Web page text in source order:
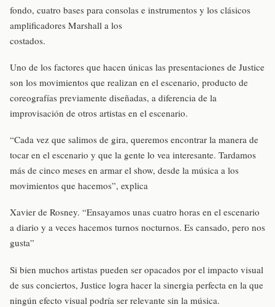
fondo, cuatro bases para consolas e instrumentos y los clásicos
amplificadores Marshall a los
costados.
Uno de los factores que hacen únicas las presentaciones de Justice
son los movimientos que realizan en el escenario, producto de
coreografías previamente diseñadas, a diferencia de la
improvisación de otros artistas en el escenario.
“Cada vez que salimos de gira, queremos encontrar la manera de
tocar en el escenario y que la gente lo vea interesante. Tardamos
más de cinco meses en armar el show, desde la música a los
movimientos que hacemos”, explica
Xavier de Rosney. “Ensayamos unas cuatro horas en el escenario
a diario y a veces hacemos turnos nocturnos. Es cansado, pero nos
gusta”
Si bien muchos artistas pueden ser opacados por el impacto visual
de sus conciertos, Justice logra hacer la sinergia perfecta en la que
ningún efecto visual podría ser relevante sin la música.